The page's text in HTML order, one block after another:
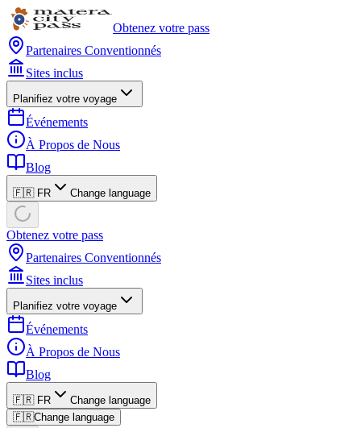
Obtenez votre pass
Partenaires Conventionnés
Sites inclus
Planifiez votre voyage
Événements
À Propos de Nous
Blog
🇫🇷 FR Change language
Obtenez votre pass
Partenaires Conventionnés
Sites inclus
Planifiez votre voyage
Événements
À Propos de Nous
Blog
🇫🇷 FR
Change language
🇫🇷Change language